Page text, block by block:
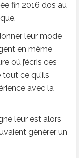
fin 2016 dos au
leur mode
en même
où j’écris ces
ce qu’ils
avec la
leur est alors
générer un